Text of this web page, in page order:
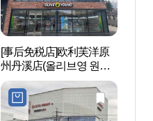
[事后免税店]欧利芙洋原
州丹溪店(올리브영 원주
단계점)